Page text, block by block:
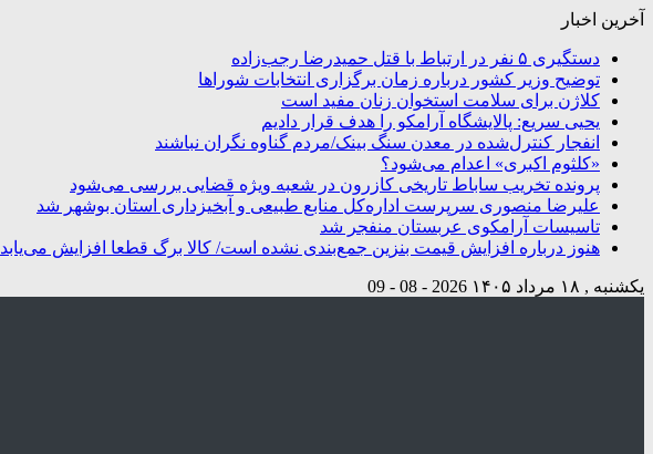
آخرین اخبار
دستگیری ۵ نفر در ارتباط با قتل حمیدرضا رجب‌زاده
توضیح وزیر کشور درباره زمان برگزاری انتخابات شوراها
کلاژن برای سلامت استخوان زنان مفید است
یحیی سریع: پالایشگاه آرامکو را هدف قرار دادیم
انفجار کنترل‌شده در معدن سنگ بینک/مردم گناوه نگران نباشند
«کلثوم اکبری» اعدام می‌شود؟
پرونده تخریب ساباط تاریخی کازرون در شعبه ویژه قضایی بررسی می‌شود
علیرضا منصوری سرپرست اداره‌کل منابع طبیعی و آبخیزداری استان بوشهر شد
تاسیسات آرامکوی عربستان منفجر شد
هنوز درباره افزایش قیمت بنزین جمع‌بندی نشده است/ کالا برگ قطعا افزایش می‌یابد
یکشنبه , ۱۸ مرداد ۱۴۰۵ 2026 - 08 - 09